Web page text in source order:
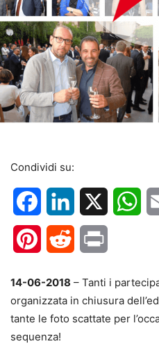
Condividi su:
FacebookLinkedIn
PinterestReddit
14-06-2018 – Tanti i
organizzata in chiusura
tante le foto scattate per
sequenza!